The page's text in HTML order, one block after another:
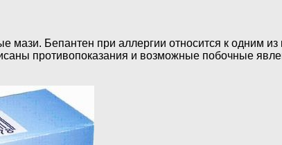
мази. Бепантен при аллергии относится к одним
противопоказания и возможные побочные